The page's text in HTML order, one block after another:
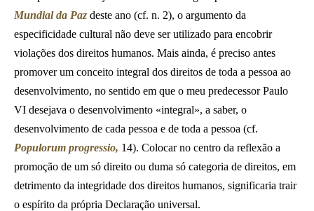
Mundial da Paz deste ano (cf. n. 2), o argumento da
especificidade cultural não deve ser utilizado para encobrir
violações dos direitos humanos. Mais ainda, é preciso antes
promover um conceito integral dos direitos de toda a pessoa ao
desenvolvimento, no sentido em que o meu predecessor Paulo
VI desejava o desenvolvimento «integral», a saber, o
desenvolvimento de cada pessoa e de toda a pessoa (cf.
Populorum progressio, 14). Colocar no centro da reflexão a
promoção de um só direito ou duma só categoria de direitos, em
detrimento da integridade dos direitos humanos, significaria trair
o espírito da própria Declaração universal.